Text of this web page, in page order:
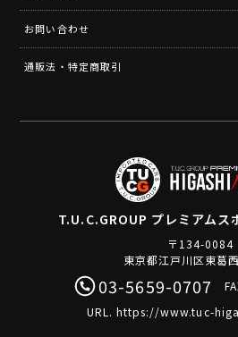
お問い合わせ
通販法・特定商取引
T.U.C.GROUP プレミアムス
〒134-0084
東京都江戸川区東葛
03-5659-0707
URL. https://www.tuc-